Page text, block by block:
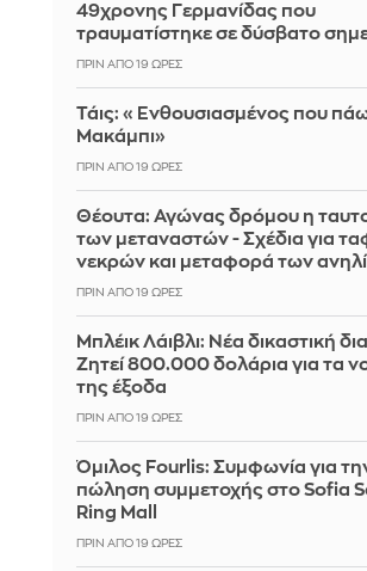
49χρονης Γερμανίδας που
τραυματίστηκε σε δύσβατο
ΠΡΙΝ ΑΠΌ 19 ΏΡΕΣ
Τάις: «Ενθουσιασμένος που
Μακάμπι»
ΠΡΙΝ ΑΠΌ 19 ΏΡΕΣ
Θέουτα: Αγώνας δρόμου η
των μεταναστών - Σχέδια για
νεκρών και μεταφορά των
ΠΡΙΝ ΑΠΌ 19 ΏΡΕΣ
Μπλέικ Λάιβλι: Νέα δικαστική
Ζητεί 800.000 δολάρια για τα
της έξοδα
ΠΡΙΝ ΑΠΌ 19 ΏΡΕΣ
Όμιλος Fourlis: Συμφωνία για
πώληση συμμετοχής στο Sofia
Ring Mall
ΠΡΙΝ ΑΠΌ 19 ΏΡΕΣ